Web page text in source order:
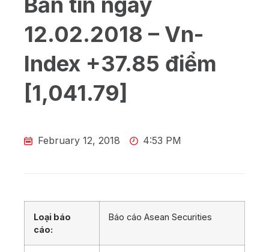
12.02.2018 – Vn-
Index +37.85 điểm
[1,041.79]
February 12, 2018 4:53 PM
Loại báo
cáo:
Báo cáo Asean Securities